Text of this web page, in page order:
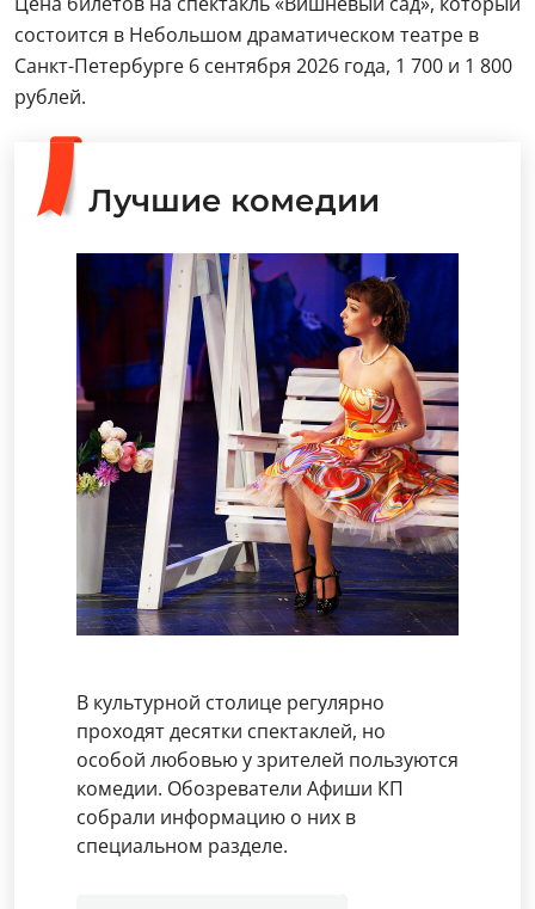
состоится в Небольшом драматическом театре в
Санкт-Петербурге 6 сентября 2026 года, 1 700 и 1 800
рублей.
Лучшие комедии
В культурной столице регулярно
проходят десятки спектаклей, но
особой любовью у зрителей пользуются
комедии. Обозреватели Афиши КП
собрали информацию о них в
специальном разделе.